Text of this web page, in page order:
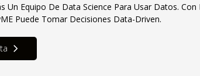
Un Equipo De Data Science Para Usar Datos.
Puede Tomar Decisiones Data-Driven.